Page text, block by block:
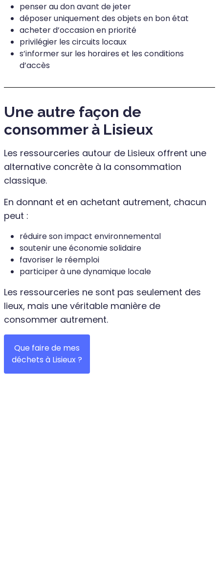
penser au don avant de jeter
déposer uniquement des objets en bon état
acheter d’occasion en priorité
privilégier les circuits locaux
s’informer sur les horaires et les conditions
d’accès
Une autre façon de
consommer à Lisieux
Les ressourceries autour de Lisieux offrent une
alternative concrète à la consommation
classique.
En donnant et en achetant autrement, chacun
peut :
réduire son impact environnemental
soutenir une économie solidaire
favoriser le réemploi
participer à une dynamique locale
Les ressourceries ne sont pas seulement des
lieux, mais une véritable manière de
consommer autrement.
Que faire de mes
déchets à Lisieux ?